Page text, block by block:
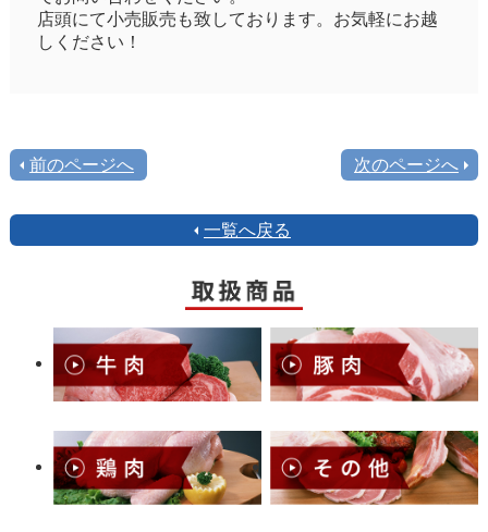
店頭にて小売販売も致しております。お気軽にお越
しください！
前のページへ 次のページへ
一覧へ戻る